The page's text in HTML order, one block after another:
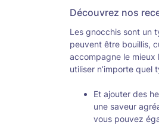
Découvrez nos
Les gnocchis sont un
peuvent être bouillis,
accompagne le mieux
utiliser n’importe quel
Et ajouter des
une saveur
vous pouvez